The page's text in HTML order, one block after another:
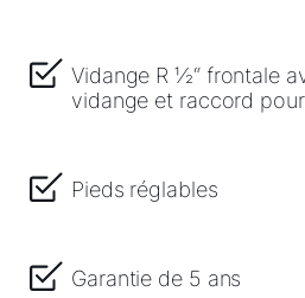
Vidange R ½“ frontale
vidange et raccord
Pieds réglables
Garantie de 5 ans